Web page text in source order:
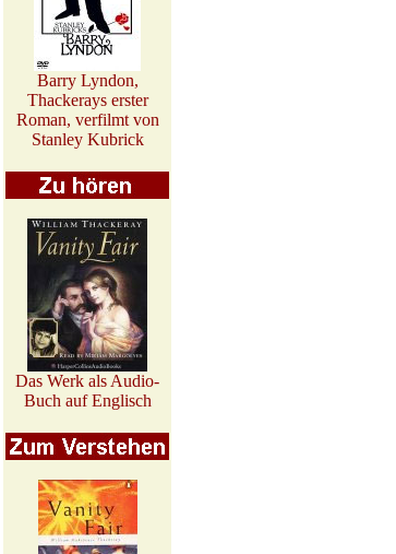
Barry Lyndon,
Thackerays erster
Roman, verfilmt von
Stanley Kubrick
Das Werk als Audio-
Buch auf Englisch